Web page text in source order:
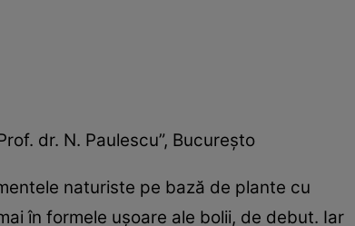
dr. N. Paulescu”, Bucureşto
naturiste pe bază de plante cu
în formele uşoare ale bolii, de debut. Iar